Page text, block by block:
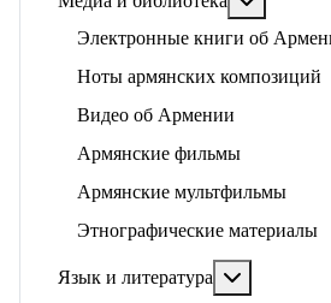
Электронные книги об
Ноты армянских композиций
Видео об Армении
Армянские фильмы
Армянские мультфильмы
Этнографические материалы
Язык и литература